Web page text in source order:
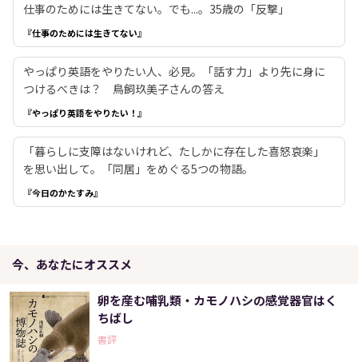
仕事のためには生きてない。でも...。35歳の「反撃」
『仕事のためには生きてない』
やっぱり英語をやりたい人、必見。「話す力」より先に身に
つけるべきは？ 鳥飼玖美子さんの答え
『やっぱり英語をやりたい！』
「暮らしに支障はないけれど、たしかに存在した喜怒哀楽」
を思い出して。「同居」をめぐる5つの物語。
『今日のかたすみ』
今、あなたにオススメ
卵を産む哺乳類・カモノハシの感覚器官はく
ちばし
書評